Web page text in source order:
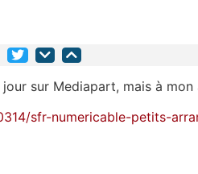
sur Mediapart, mais à mon
sfr-numericable-petits-